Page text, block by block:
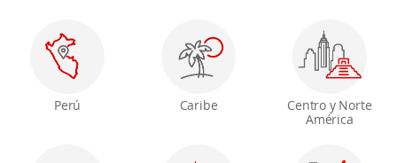
Perú Caribe
Centro y Norte
América